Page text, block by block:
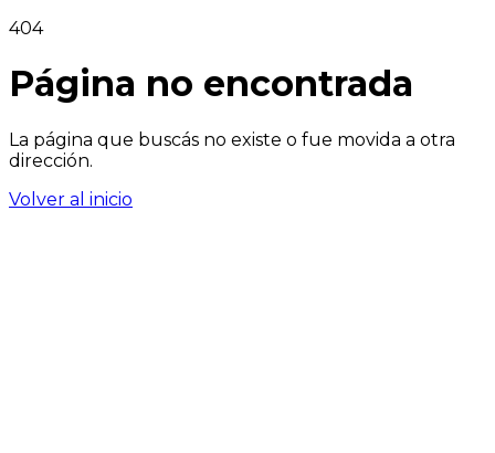
404
Página no encontrada
La página que buscás no existe o fue movida a otra
dirección.
Volver al inicio